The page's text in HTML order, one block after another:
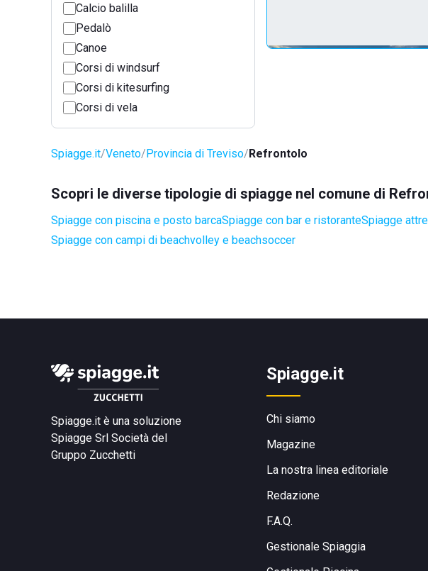
Calcio balilla
Pedalò
Canoe
Corsi di windsurf
Corsi di kitesurfing
Corsi di vela
Spiagge.it Veneto Provincia di Treviso Refrontolo
Scopri le diverse tipologie di spiagge nel comune di
Spiagge con piscina e posto barcaSpiagge con bar e ristoranteSpiagge
Spiagge con campi di beachvolley e beachsoccer
Spiagge.it è una soluzione
Spiagge Srl Società del
Gruppo Zucchetti
Spiagge.it
Chi siamo
Magazine
La nostra linea editoriale
Redazione
F.A.Q.
Gestionale Spiaggia